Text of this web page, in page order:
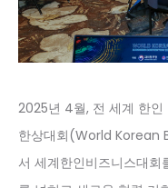
2025년 4월, 전 세계 한인
한상대회(World Korean
서 세계한인비즈니스대회